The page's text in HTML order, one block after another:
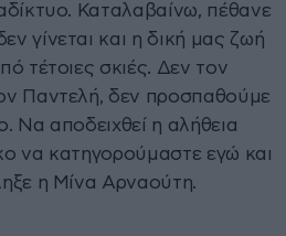
Καταλαβαίνω, πέθανε
γίνεται και η δική μας ζωή
τέτοιες σκιές. Δεν τον
Παντελή, δεν προσπαθούμε
Να αποδειχθεί η αλήθεια
να κατηγορούμαστε εγώ και
η Μίνα Αρναούτη.